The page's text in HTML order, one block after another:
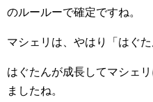
のルールーで確定ですね。
マシェリは、やはり「はぐた
はぐたんが成長してマシェ
ましたね。